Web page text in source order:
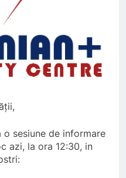
sesiune de informare
azi, la ora 12:30, in